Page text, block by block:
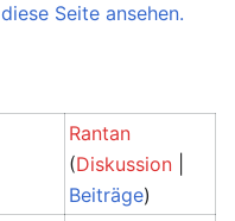
Seite ansehen.
Rantan
(Diskussion
Beiträge)